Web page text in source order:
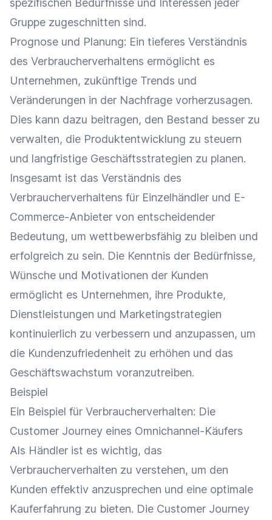
spezifischen Bedürfnisse und Interessen jeder
Gruppe zugeschnitten sind.
Prognose und Planung: Ein tieferes Verständnis
des Verbraucherverhaltens ermöglicht es
Unternehmen, zukünftige Trends und
Veränderungen in der Nachfrage vorherzusagen.
Dies kann dazu beitragen, den Bestand besser zu
verwalten, die Produktentwicklung zu steuern
und langfristige Geschäftsstrategien zu planen.
Insgesamt ist das Verständnis des
Verbraucherverhaltens für Einzelhändler und E-
Commerce-Anbieter von entscheidender
Bedeutung, um wettbewerbsfähig zu bleiben und
erfolgreich zu sein. Die Kenntnis der Bedürfnisse,
Wünsche und Motivationen der Kunden
ermöglicht es Unternehmen, ihre Produkte,
Dienstleistungen und Marketingstrategien
kontinuierlich zu verbessern und anzupassen, um
die Kundenzufriedenheit zu erhöhen und das
Geschäftswachstum voranzutreiben.
Beispiel
Ein Beispiel für Verbraucherverhalten: Die
Customer Journey eines Omnichannel-Käufers
Als Händler ist es wichtig, das
Verbraucherverhalten zu verstehen, um den
Kunden effektiv anzusprechen und eine optimale
Kauferfahrung zu bieten. Die Customer Journey